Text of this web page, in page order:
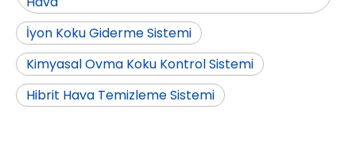
İyon Koku Giderme Sistemi
Kimyasal Ovma Koku Kontrol Sistemi
Hibrit Hava Temizleme Sistemi